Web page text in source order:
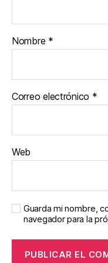
Nombre *
Correo electrónico *
Web
Guarda mi nombre,
navegador para la